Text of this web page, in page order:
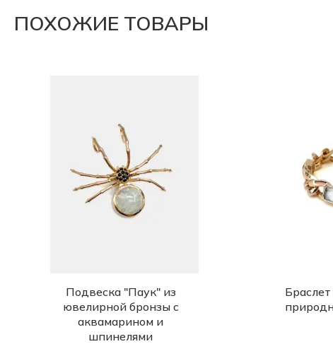
ПОХОЖИЕ ТОВАРЫ
Подвеска "Паук" из
ювелирной бронзы с
аквамарином и
шпинелями